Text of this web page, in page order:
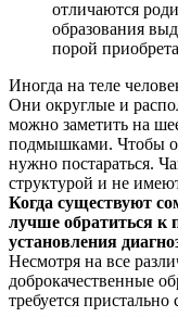
отличаются
образования
порой
Иногда на теле
Они округлые и
можно заметить на
подмышками. Чтобы
нужно постараться.
структурой и не
Когда существуют
лучше обратиться к
установления
Несмотря на все
доброкачественные
требуется